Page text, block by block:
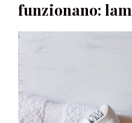
funzionano: